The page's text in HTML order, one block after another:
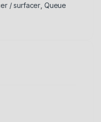
/ surfacer Queue